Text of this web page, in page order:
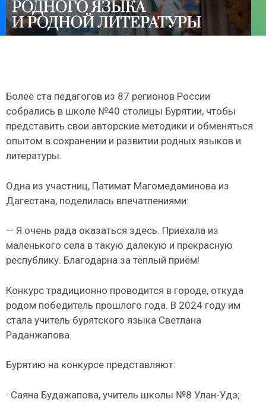
Более ста педагогов из 87 регионов России
собрались в школе №40 столицы Бурятии, чтобы
представить свои авторские методики и обменяться
опытом в сохранении и развитии родных языков и
литературы.
Одна из участниц, Патимат Магомедаминова из
Дагестана, поделилась впечатлениями:
— Я очень рада оказаться здесь. Приехала из
маленького села в такую далекую и прекрасную
республику. Благодарна за тёплый приём!
Конкурс традиционно проводится в городе, откуда
родом победитель прошлого года. В 2024 году им
стала учитель бурятского языка Светлана
Раданжапова.
Бурятию на конкурсе представляют:
· Саяна Будажапова, учитель школы №8 Улан-Удэ;